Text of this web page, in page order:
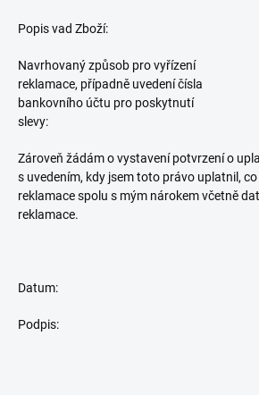
Popis vad Zboží:
Navrhovaný způsob pro vyřízení
reklamace, případně uvedení čísla
bankovního účtu pro poskytnutí
slevy:
Zároveň žádám o vystavení potvrzení o
s uvedením, kdy jsem toto právo uplatnil,
reklamace spolu s mým nárokem včetně
reklamace.
Datum:
Podpis: